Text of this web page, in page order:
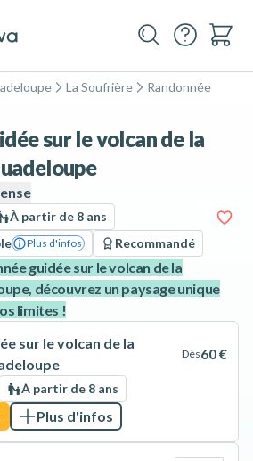
La Soufrière Randonnée
sur le volcan de la
À partir de 8 ans
Plus d'infos Recommandé
guidée sur le volcan de la
découvrez un paysage unique
limites !
sur le volcan de la
Dès60 €
À partir de 8 ans
Plus d'infos